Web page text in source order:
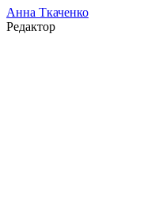
Анна Ткаченко
Редактор